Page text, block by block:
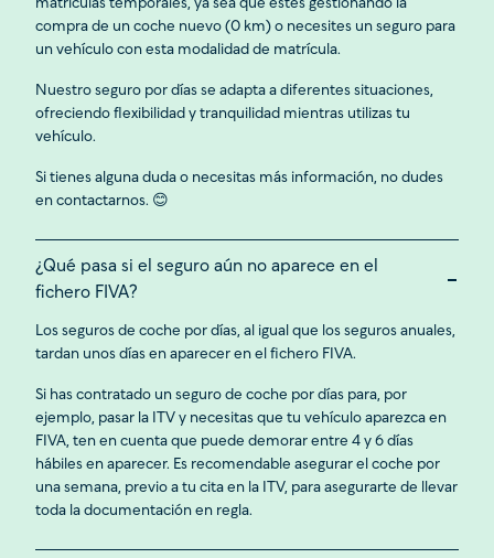
matrículas temporales, ya sea que estés gestionando la
compra de un coche nuevo (0 km) o necesites un seguro para
un vehículo con esta modalidad de matrícula.
Nuestro seguro por días se adapta a diferentes situaciones,
ofreciendo flexibilidad y tranquilidad mientras utilizas tu
vehículo.
Si tienes alguna duda o necesitas más información, no dudes
en contactarnos. 😊
¿Qué pasa si el seguro aún no aparece en el
fichero FIVA?
Los seguros de coche por días, al igual que los seguros anuales,
tardan unos días en aparecer en el fichero FIVA.
Si has contratado un seguro de coche por días para, por
ejemplo, pasar la ITV y necesitas que tu vehículo aparezca en
FIVA, ten en cuenta que puede demorar entre 4 y 6 días
hábiles en aparecer. Es recomendable asegurar el coche por
una semana, previo a tu cita en la ITV, para asegurarte de llevar
toda la documentación en regla.